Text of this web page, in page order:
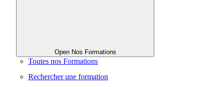
Open Nos Formations
Toutes nos Formations
Rechercher une formation